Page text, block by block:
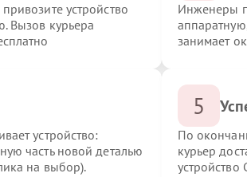
устройство
Вызов курьера
Инженеры
занимает
устройство:
часть новой деталью
на выбор).
5
По
курьер